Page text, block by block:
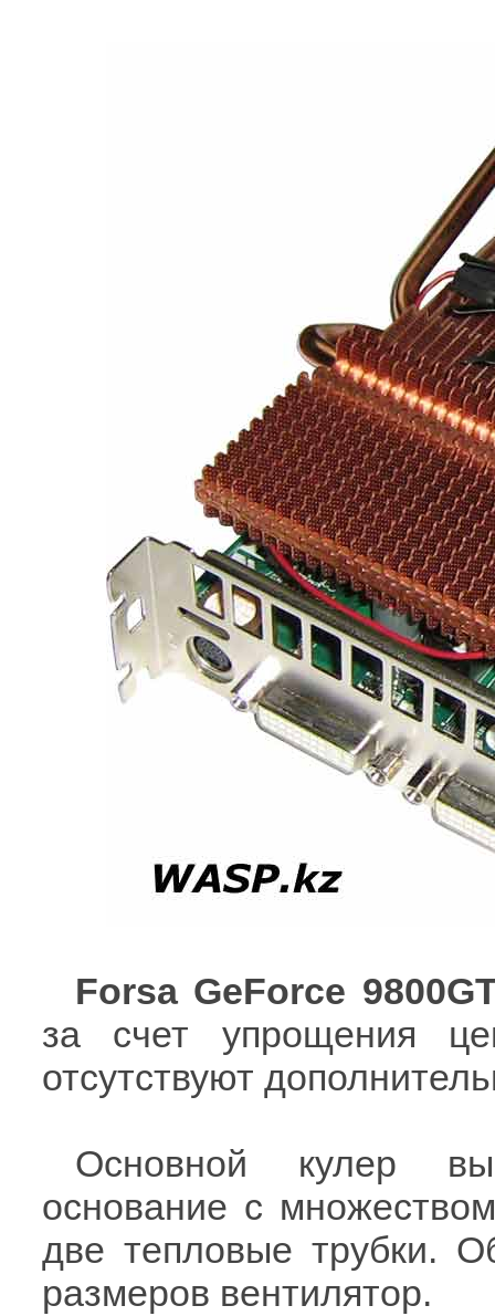
Forsa GeForce
за счет упрощения
отсутствуют
Основной кулер
основание с
две тепловые трубки.
размеров вентилятор.